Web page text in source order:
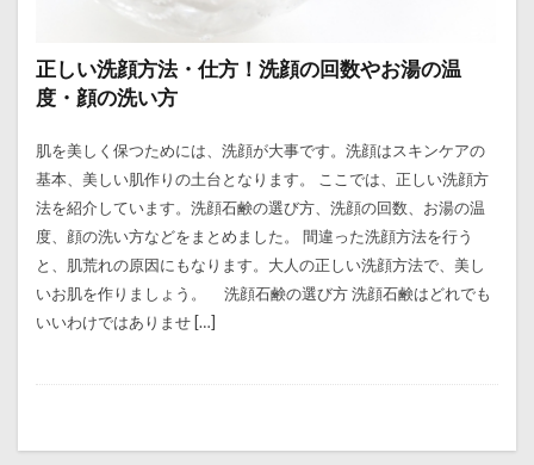
正しい洗顔方法・仕方！洗顔の回数やお湯の温
度・顔の洗い方
肌を美しく保つためには、洗顔が大事です。洗顔はスキンケアの
基本、美しい肌作りの土台となります。 ここでは、正しい洗顔方
法を紹介しています。洗顔石鹸の選び方、洗顔の回数、お湯の温
度、顔の洗い方などをまとめました。 間違った洗顔方法を行う
と、肌荒れの原因にもなります。大人の正しい洗顔方法で、美し
いお肌を作りましょう。 洗顔石鹸の選び方 洗顔石鹸はどれでも
いいわけではありませ […]